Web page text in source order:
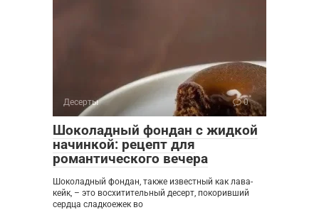
Десерты 0
Шоколадный фондан с жидкой
начинкой: рецепт для
романтического вечера
Шоколадный фондан, также известный как лава-
кейк, – это восхитительный десерт, покоривший
сердца сладкоежек во